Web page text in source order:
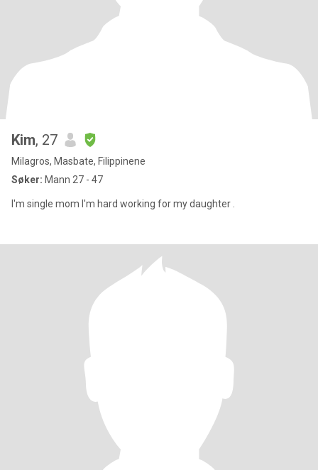
Kim, 27
Milagros, Masbate, Filippinene
Søker: Mann 27 - 47
I'm single mom I'm hard working for my daughter .